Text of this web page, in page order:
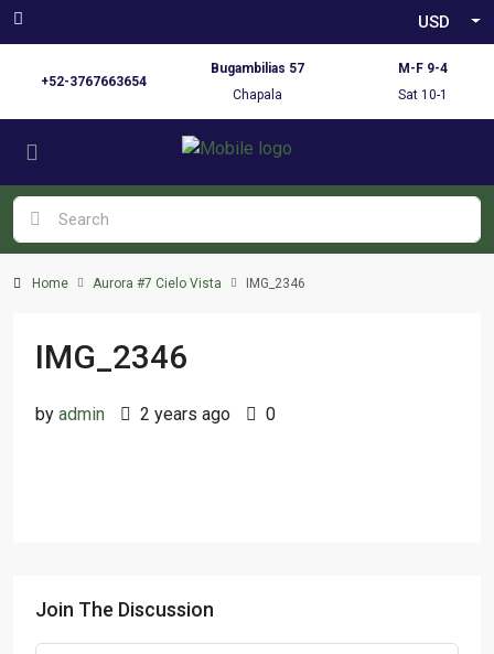
USD
+52-3767663654
Bugambilias 57
Chapala
M-F 9-4
Sat 10-1
Home Aurora #7 Cielo Vista IMG_2346
IMG_2346
by admin 2 years ago 0
Join The Discussion